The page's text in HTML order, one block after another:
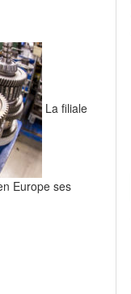
2026
des grands
2026
La filiale
Europe ses